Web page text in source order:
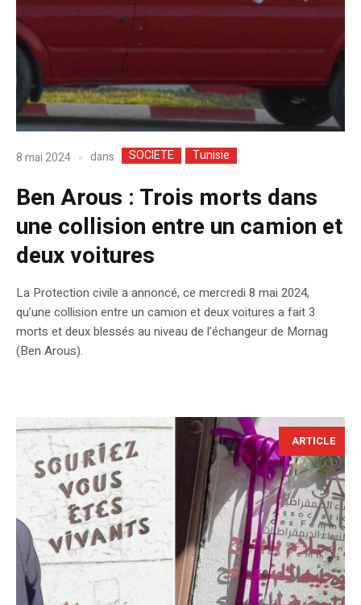
8 mai 2024 dans SOCIETE Tunisie
Ben Arous : Trois morts dans
une collision entre un camion et
deux voitures
La Protection civile a annoncé, ce mercredi 8 mai 2024,
qu’une collision entre un camion et deux voitures a fait 3
morts et deux blessés au niveau de l’échangeur de Mornag
(Ben Arous).
ARTICLE